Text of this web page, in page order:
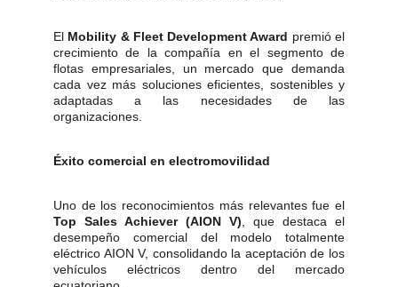
El Mobility & Fleet Development Award premió el
crecimiento de la compañía en el segmento de
flotas empresariales, un mercado que demanda
cada vez más soluciones eficientes, sostenibles y
adaptadas a las necesidades de las
organizaciones.
Éxito comercial en electromovilidad
Uno de los reconocimientos más relevantes fue el
Top Sales Achiever (AION V) , que destaca el
desempeño comercial del modelo totalmente
eléctrico AION V, consolidando la aceptación de los
vehículos eléctricos dentro del mercado